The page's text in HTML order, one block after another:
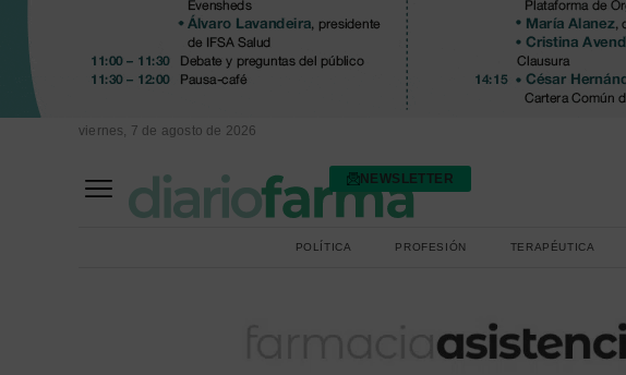
viernes, 7 de agosto de 2026
NEWSLETTER
POLÍTICA PROFESIÓN TERAPÉUTICA